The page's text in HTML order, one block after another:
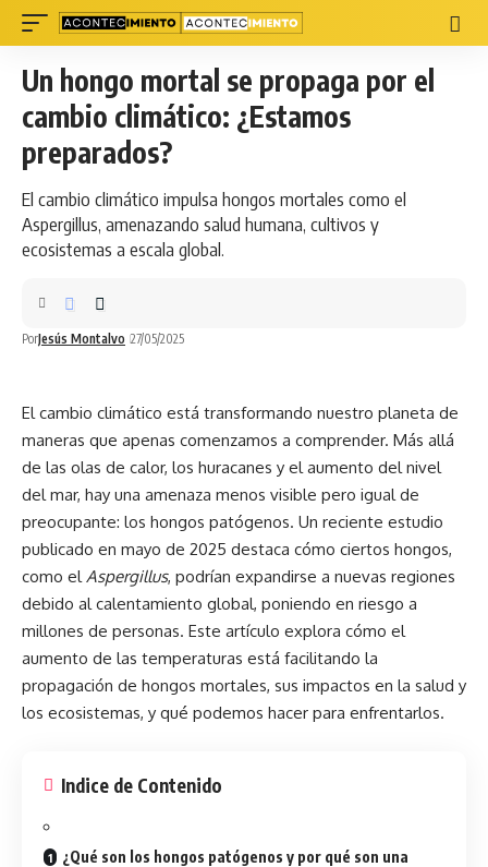
Un hongo mortal se propaga por el
cambio climático: ¿Estamos
preparados?
El cambio climático impulsa hongos mortales como el
Aspergillus, amenazando salud humana, cultivos y
ecosistemas a escala global.
PorJesús Montalvo 27/05/2025
El cambio climático está transformando nuestro planeta de
maneras que apenas comenzamos a comprender. Más allá
de las olas de calor, los huracanes y el aumento del nivel
del mar, hay una amenaza menos visible pero igual de
preocupante: los hongos patógenos. Un reciente estudio
publicado en mayo de 2025 destaca cómo ciertos hongos,
como elAspergillus, podrían expandirse a nuevas regiones
debido al calentamiento global, poniendo en riesgo a
millones de personas. Este artículo explora cómo el
aumento de las temperaturas está facilitando la
propagación de hongos mortales, sus impactos en la salud y
los ecosistemas, y qué podemos hacer para enfrentarlos.
Indice de Contenido
¿Qué son los hongos patógenos y por qué son una